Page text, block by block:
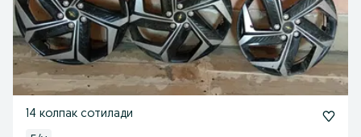
14 колпак сотилади